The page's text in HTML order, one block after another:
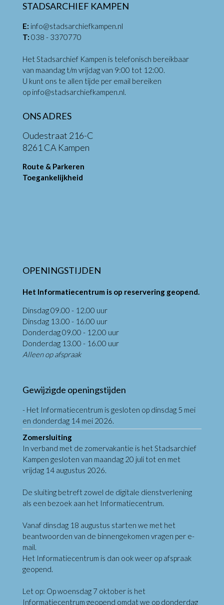
STADSARCHIEF KAMPEN
E: info@stadsarchiefkampen.nl
T: 038 - 3370770
Het Stadsarchief Kampen is telefonisch bereikbaar
van maandag t/m vrijdag van 9:00 tot 12:00.
U kunt ons te allen tijde per email bereiken
op info@stadsarchiefkampen.nl.
ONS ADRES
Oudestraat 216-C
8261 CA Kampen
Route & Parkeren
Toegankelijkheid
OPENINGSTIJDEN
Het Informatiecentrum is op reservering geopend.
Dinsdag 09.00 - 12.00 uur
Dinsdag 13.00 - 16.00 uur
Donderdag 09.00 - 12.00 uur
Donderdag 13.00 - 16.00 uur
Alleen op afspraak
Gewijzigde openingstijden
- Het Informatiecentrum is gesloten op dinsdag 5 mei
en donderdag 14 mei 2026.
Zomersluiting
In verband met de zomervakantie is het Stadsarchief
Kampen gesloten van maandag 20 juli tot en met
vrijdag 14 augustus 2026.
De sluiting betreft zowel de digitale dienstverlening
als een bezoek aan het Informatiecentrum.
Vanaf dinsdag 18 augustus starten we met het
beantwoorden van de binnengekomen vragen per e-
mail.
Het Informatiecentrum is dan ook weer op afspraak
geopend.
Let op: Op woensdag 7 oktober is het
Informatiecentrum geopend omdat we op donderdag